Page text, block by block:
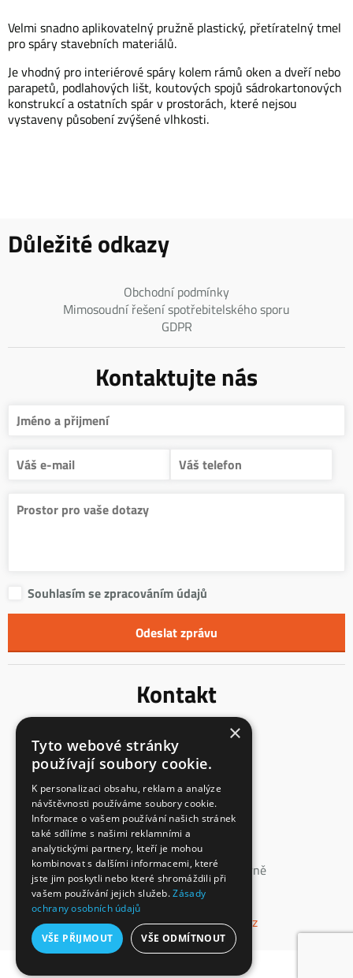
Velmi snadno aplikovatelný pružně plastický, přetíratelný tmel
pro spáry stavebních materiálů.
Je vhodný pro interiérové spáry kolem rámů oken a dveří nebo
parapetů, podlahových lišt, koutových spojů sádrokartonových
konstrukcí a ostatních spár v prostorách, které nejsou
vystaveny působení zvýšené vlhkosti.
Důležité odkazy
Obchodní podmínky
Mimosoudní řešení spotřebitelského sporu
GDPR
Kontaktujte nás
Souhlasím se zpracováním údajů
Kontakt
Mladoňovice 65
675 32, okres Třebíč
Česká Republika
IČ: 23855991
DIČ: CZ23855991
spisová značka: C 147862
vedená u Krajského soudu v Brně
+420 774 660 532
info@interierove-schodiste.cz
×
Tyto webové stránky
používají soubory cookie.
K personalizaci obsahu, reklam a analýze
návštěvnosti používáme soubory cookie.
Informace o vašem používání našich stránek
také sdílíme s našimi reklamními a
analytickými partnery, kteří je mohou
kombinovat s dalšími informacemi, které
jste jim poskytli nebo které shromáždili při
vašem používání jejich služeb.Zásady
ochrany osobních údajů
VŠE PŘIJMOUT VŠE ODMÍTNOUT